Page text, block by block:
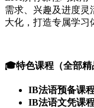
需求、兴趣及进度灵
大化，打造专属学习
🎓特色课程（全部精
IB法语预备课
IB法语文凭课